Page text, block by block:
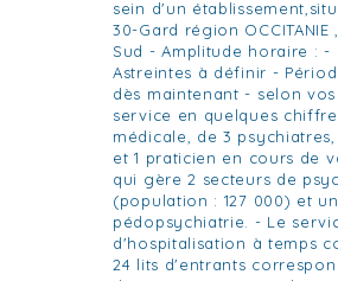
sein d'un
30-Gard région
Sud - Amplitude horaire : -
Astreintes à définir -
dès maintenant - selon
service en quelques
médicale, de 3
et 1 praticien en cours de
qui gère 2 secteurs de
(population : 127 000) et
pédopsychiatrie. - Le
d'hospitalisation à temps
24 lits d'entrants